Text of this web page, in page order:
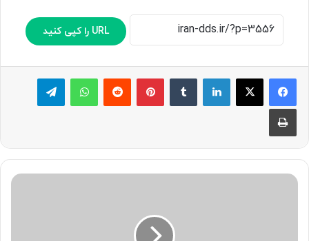
URL را کپی کنید
لینکدین ‫تامبلر پینترست‫رددیت واتس آپ تلگرام
چاپ
بارداری